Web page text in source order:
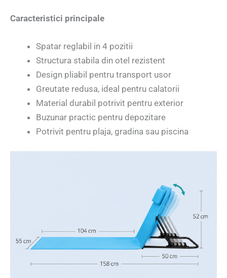
Caracteristici principale
Spatar reglabil in 4 pozitii
Structura stabila din otel rezistent
Design pliabil pentru transport usor
Greutate redusa, ideal pentru calatorii
Material durabil potrivit pentru exterior
Buzunar practic pentru depozitare
Potrivit pentru plaja, gradina sau piscina